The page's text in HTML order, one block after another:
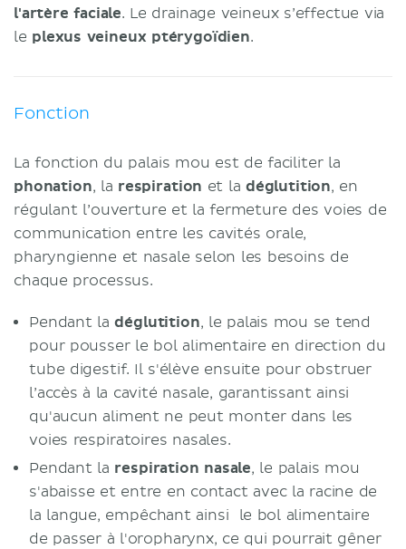
l'artère faciale. Le drainage veineux s’effectue via
le plexus veineux ptérygoïdien.
Fonction
La fonction du palais mou est de faciliter la
phonation, la respiration et la déglutition, en
régulant l’ouverture et la fermeture des voies de
communication entre les cavités orale,
pharyngienne et nasale selon les besoins de
chaque processus.
Pendant ladéglutition, le palais mou se tend
pour pousser le bol alimentaire en direction du
tube digestif. Il s'élève ensuite pour obstruer
l’accès à la cavité nasale, garantissant ainsi
qu'aucun aliment ne peut monter dans les
voies respiratoires nasales.
Pendant la respiration nasale, le palais mou
s'abaisse et entre en contact avec la racine de
la langue, empêchant ainsi le bol alimentaire
de passer à l'oropharynx, ce qui pourrait gêner